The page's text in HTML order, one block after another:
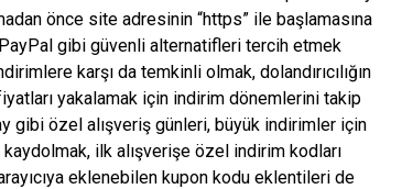
önce site adresinin “https” ile başlamasına
gibi güvenli alternatifleri tercih etmek
karşı da temkinli olmak, dolandırıcılığın
yakalamak için indirim dönemlerini takip
gibi özel alışveriş günleri, büyük indirimler için
ilk alışverişe özel indirim kodları
eklenebilen kupon kodu eklentileri de